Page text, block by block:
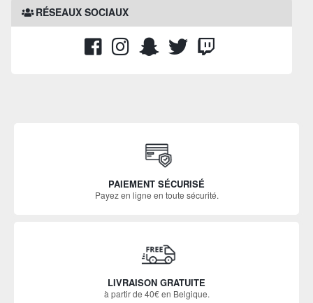
RÉSEAUX SOCIAUX
PAIEMENT SÉCURISÉ
Payez en ligne en toute sécurité.
LIVRAISON GRATUITE
à partir de 40€ en Belgique.